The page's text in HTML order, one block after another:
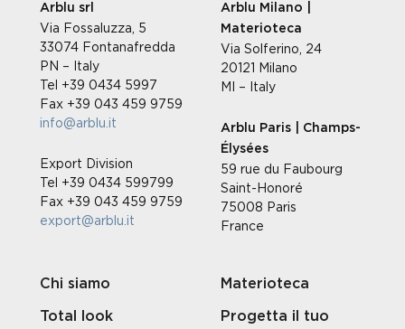
Arblu srl
Via Fossaluzza, 5
33074 Fontanafredda
PN – Italy
Tel +39 0434 5997
Fax +39 043 459 9759
info@arblu.it
Export Division
Tel +39 0434 599799
Fax +39 043 459 9759
export@arblu.it
Arblu Milano |
Materioteca
Via Solferino, 24
20121 Milano
MI – Italy
Arblu Paris | Champs-
Élysées
59 rue du Faubourg
Saint-Honoré
75008 Paris
France
Chi siamo
Total look
Materioteca
Progetta il tuo